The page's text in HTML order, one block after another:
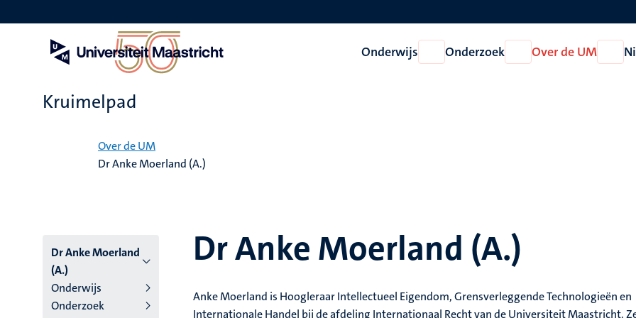
en
Onderwijs
Open
Onderwijs
Onderzoek
Open
Onderzoek
Over de UM
Open
Over
Kruimelpad
Over de UM
Dr Anke Moerland (A.)
Dr Anke Moerland
(A.)
Onderwijs
Onderzoek
Dr Anke Moerland (A.)
Anke Moerland is Hoogleraar Intellectueel Eigendom, Grensverleggende Technologieën en
Internationale Handel bij de afdeling Internationaal Recht van de Universiteit Maastricht.